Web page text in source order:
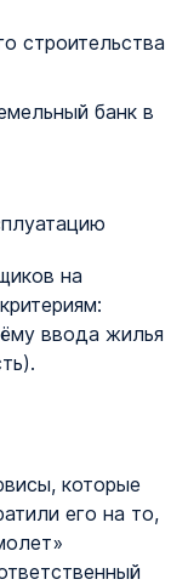
строительства
банк в
на
ввода жилья
которые
его на то,